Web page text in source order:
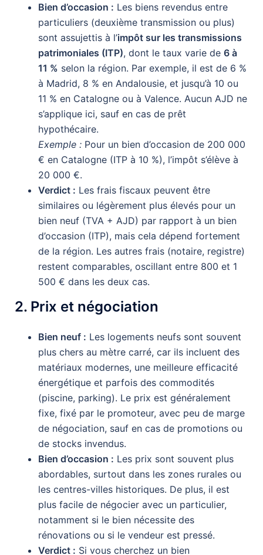
Bien d’occasion : Les biens revendus entre
particuliers (deuxième transmission ou plus)
sont assujettis à l’impôt sur les transmissions
patrimoniales (ITP), dont le taux varie de 6 à
11 % selon la région. Par exemple, il est de 6 %
à Madrid, 8 % en Andalousie, et jusqu’à 10 ou
11 % en Catalogne ou à Valence. Aucun AJD ne
s’applique ici, sauf en cas de prêt
hypothécaire.
Exemple : Pour un bien d’occasion de 200 000
€ en Catalogne (ITP à 10 %), l’impôt s’élève à
20 000 €.
Verdict : Les frais fiscaux peuvent être
similaires ou légèrement plus élevés pour un
bien neuf (TVA + AJD) par rapport à un bien
d’occasion (ITP), mais cela dépend fortement
de la région. Les autres frais (notaire, registre)
restent comparables, oscillant entre 800 et 1
500 € dans les deux cas.
2. Prix et négociation
Bien neuf : Les logements neufs sont souvent
plus chers au mètre carré, car ils incluent des
matériaux modernes, une meilleure efficacité
énergétique et parfois des commodités
(piscine, parking). Le prix est généralement
fixe, fixé par le promoteur, avec peu de marge
de négociation, sauf en cas de promotions ou
de stocks invendus.
Bien d’occasion : Les prix sont souvent plus
abordables, surtout dans les zones rurales ou
les centres-villes historiques. De plus, il est
plus facile de négocier avec un particulier,
notamment si le bien nécessite des
rénovations ou si le vendeur est pressé.
Verdict : Si vous cherchez un bien